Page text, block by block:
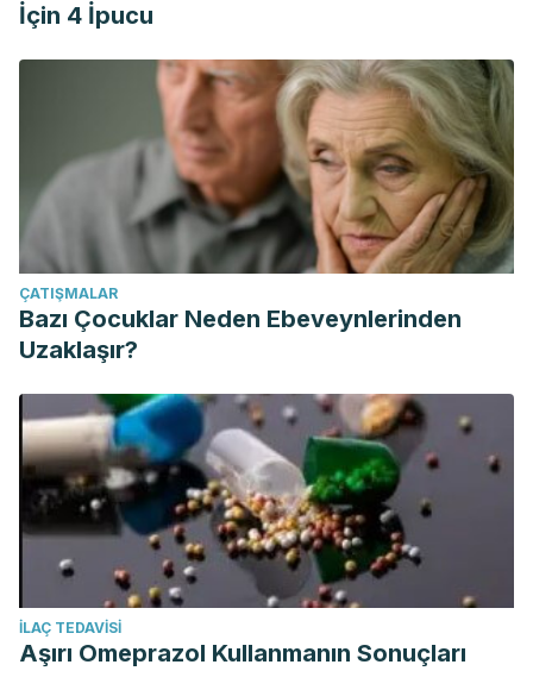
İçin 4 İpucu
ÇATIŞMALAR
Bazı Çocuklar Neden Ebeveynlerinden
Uzaklaşır?
İLAÇ TEDAVISI
Aşırı Omeprazol Kullanmanın Sonuçları